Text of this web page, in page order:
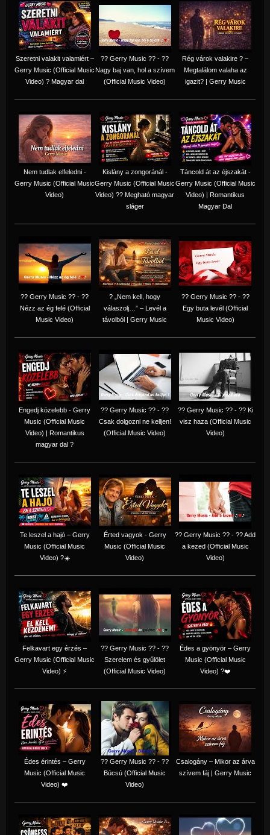
Szeretni valakit valamiért –
Gerry Music (Official Music
Video) ? Magyar dal
?? Gerry Music ?? - ??
Nagy baj van, hol a szívem
(Official Music Video)
Rég várok valakire ? –
Megtalálom valaha az
igazit? | Gerry Music
Nem tudlak elfeledni -
Gerry Music (Official Music
Video)
Kislány a zongoránál -
Gerry Music (Official Music
Video) ?? Megható magyar
sláger
Táncold át az éjszakát -
Gerry Music (Official Music
Video) | Romantikus
Magyar Dal
?? Gerry Music ?? - ??
Nézz az ég felé (Official
Music Video)
? „Nem kell, hogy
válaszolj…” – Levél a
távolból | Gerry Music
?? Gerry Music ?? - ??
Egy buta levél (Official
Music Video)
Engedj közelebb - Gerry
Music (Official Music
Video) | Romantikus
magyar dal ?
?? Gerry Music ?? - ??
Csak dolgozni ne kelljen!
(Official Music Video)
?? Gerry Music ?? - ?? Ki
visz haza (Official Music
Video)
Te leszel a hajó – Gerry
Music (Official Music
Video) ?☀️
Érted vagyok - Gerry
Music (Official Music
Video)
?? Gerry Music ?? - ?? Add
a kezed (Official Music
Video)
Felkavart egy érzés –
Gerry Music (Official Music
Video) ⚡
?? Gerry Music ?? - ??
Szerelem és gyűlölet
(Official Music Video)
Édes a gyönyör – Gerry
Music (Official Music
Video) ?❤️
Édes érintés – Gerry
Music (Official Music
Video) ❤️
?? Gerry Music ?? - ??
Búcsú (Official Music
Video)
Csalogány – Mikor az árva
szívem fáj | Gerry Music